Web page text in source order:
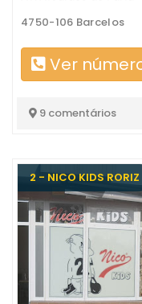
4750-106 Barcelos
Ver
9 comentários
2 - NICO KIDS RORIZ